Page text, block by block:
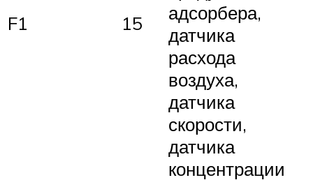
F1 15
адсорбера,
датчика
расхода
воздуха,
датчика
скорости,
датчика
концентрации